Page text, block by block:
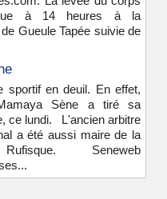
à 14 heures à la
Gueule Tapée suivie de
sportif en deuil. En effet,
Sène a tiré sa
ce lundi. L'ancien arbitre
a été aussi maire de la
Rufisque. Seneweb